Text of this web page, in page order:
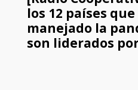
los 12 países
manejado la
son liderados